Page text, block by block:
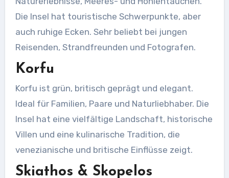
Die Insel hat touristische Schwerpunkte, aber
auch ruhige Ecken. Sehr beliebt bei jungen
Reisenden, Strandfreunden und Fotografen.
Korfu
Korfu ist grün, britisch geprägt und elegant.
Ideal für Familien, Paare und Naturliebhaber. Die
Insel hat eine vielfältige Landschaft, historische
Villen und eine kulinarische Tradition, die
venezianische und britische Einflüsse zeigt.
Skiathos & Skopelos